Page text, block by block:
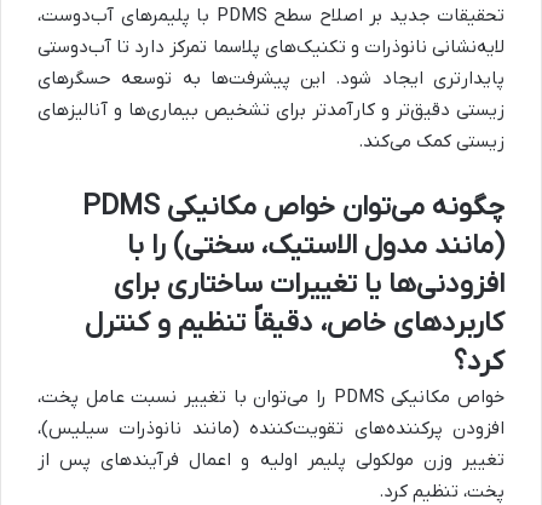
تحقیقات جدید بر اصلاح سطح PDMS با پلیمرهای آب‌دوست،
لایه‌نشانی نانوذرات و تکنیک‌های پلاسما تمرکز دارد تا آب‌دوستی
پایدارتری ایجاد شود. این پیشرفت‌ها به توسعه حسگرهای
زیستی دقیق‌تر و کارآمدتر برای تشخیص بیماری‌ها و آنالیزهای
زیستی کمک می‌کند.
چگونه می‌توان خواص مکانیکی PDMS
(مانند مدول الاستیک، سختی) را با
افزودنی‌ها یا تغییرات ساختاری برای
کاربردهای خاص، دقیقاً تنظیم و کنترل
کرد؟
خواص مکانیکی PDMS را می‌توان با تغییر نسبت عامل پخت،
افزودن پرکننده‌های تقویت‌کننده (مانند نانوذرات سیلیس)،
تغییر وزن مولکولی پلیمر اولیه و اعمال فرآیندهای پس از
پخت، تنظیم کرد.